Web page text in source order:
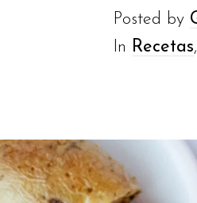
Posted by
In Recetas,